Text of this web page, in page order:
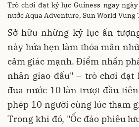
Trò chơi đạt kỷ lục Guiness ngay
nước Aqua Adventure, Sun World Vung
Sở hữu những kỷ lục ấn
này hứa hẹn làm thỏa mãn
cảm giác mạnh. Điểm nhấn
nhân giao đấu" – trò chơi đạt
đua nước 10 làn trượt đầu
phép 10 người cùng lúc tham
Trong khi đó, "Ốc đảo phiêu